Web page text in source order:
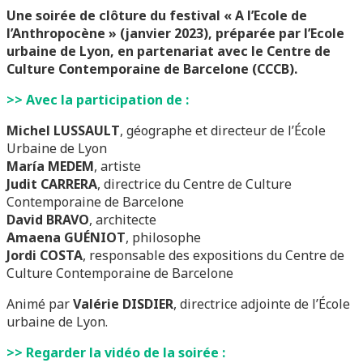
Une soirée de clôture du festival « A l’Ecole de
l’Anthropocène » (janvier 2023), préparée par l’Ecole
urbaine de Lyon, en partenariat avec le Centre de
Culture Contemporaine de Barcelone (CCCB).
>> Avec la participation de :
Michel LUSSAULT, géographe et directeur de l’École
Urbaine de Lyon
María MEDEM, artiste
Judit CARRERA, directrice du Centre de Culture
Contemporaine de Barcelone
David BRAVO, architecte
Amaena GUÉNIOT, philosophe
Jordi COSTA, responsable des expositions du Centre de
Culture Contemporaine de Barcelone
Animé parValérie DISDIER, directrice adjointe de l’École
urbaine de Lyon.
>> Regarder la vidéo de la soirée :